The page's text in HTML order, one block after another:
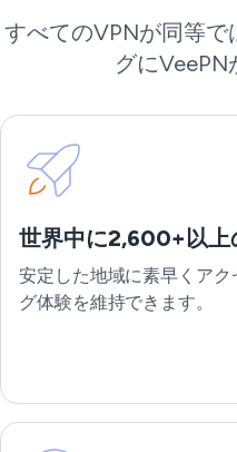
すべてのVPNが同等
グにVeePN
世界中に2,600+以上
安定した地域に素早くア
グ体験を維持できます。